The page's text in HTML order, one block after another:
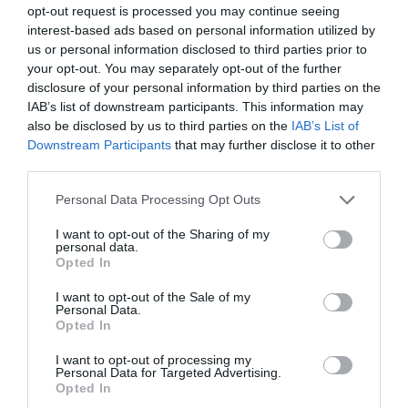
opt-out request is processed you may continue seeing
interest-based ads based on personal information utilized by
us or personal information disclosed to third parties prior to
your opt-out. You may separately opt-out of the further
disclosure of your personal information by third parties on the
IAB’s list of downstream participants. This information may
also be disclosed by us to third parties on the IAB’s List of
Downstream Participants that may further disclose it to other
Please note that this website/app uses one or more Google
not limited to your visit or usage behaviour. You may click to
grant or deny consent to Google and its third-party tags to
use your data for below specified purposes in below Google
consent section.
Personal Data Processing Opt Outs
I want to opt-out of the Sharing of my
personal data.
Opted In
I want to opt-out of the Sale of my
Personal Data.
Opted In
I want to opt-out of processing my
Personal Data for Targeted Advertising.
Opted In
HASONLÓ ÉRDEKESSÉGEK
KÖRNYÉKÉN: TERMÉSZET,
SZŐLŐ ÉS KOMLÓ
2026-08-04
FELETT: MI EZ A LÁTHATATLAN
2026-08-03